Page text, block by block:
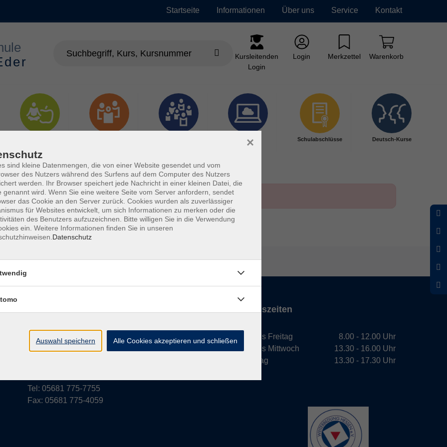
Startseite Informationen Über uns Service Kontakt
Kursleitenden
Login
Login Merkzettel Warenkorb
Digitales
Lernen
Schulabschlüsse Deutsch-Kurse
Barrierefreiheit Widerruf
Parkstraße 6
34576 Homberg (Efze)
Tel: 05681 775-7755
Fax: 05681 775-4059
Öffnungszeiten
Montag bis Freitag
Montag bis Mittwoch
Donnerstag
8.00 - 12.00 Uhr
13.30 - 16.00 Uhr
13.30 - 17.30 Uhr
sind kleine Datenmengen, die von einer Website gesendet und vom
des Nutzers während des Surfens auf dem Computer des Nutzers
werden. Ihr Browser speichert jede Nachricht in einer kleinen Datei, die
genannt wird. Wenn Sie eine weitere Seite vom Server anfordern, sendet
das Cookie an den Server zurück. Cookies wurden als zuverlässiger
für Websites entwickelt, um sich Informationen zu merken oder die
des Benutzers aufzuzeichnen. Bitte willigen Sie in die Verwendung
ein. Weitere Informationen finden Sie in unseren
Datenschutz
×
Auswahl speichern Alle Cookies akzeptieren und schließen